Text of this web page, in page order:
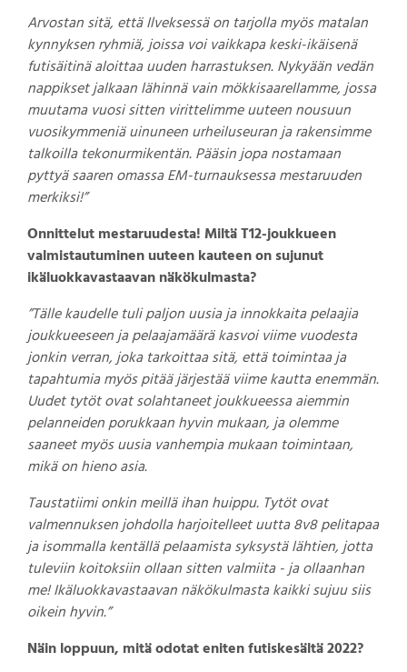
Arvostan sitä, että Ilveksessä on tarjolla myös matalan
kynnyksen ryhmiä, joissa voi vaikkapa keski-ikäisenä
futisäitinä aloittaa uuden harrastuksen. Nykyään vedän
nappikset jalkaan lähinnä vain mökkisaarellamme, jossa
muutama vuosi sitten virittelimme uuteen nousuun
vuosikymmeniä uinuneen urheiluseuran ja rakensimme
talkoilla tekonurmikentän. Pääsin jopa nostamaan
pyttyä saaren omassa EM-turnauksessa mestaruuden
merkiksi!”
Onnittelut mestaruudesta!Miltä T12-joukkueen
valmistautuminen uuteen kauteen on sujunut
ikäluokkavastaavan näkökulmasta?
”Tälle kaudelle tuli paljon uusia ja innokkaita pelaajia
joukkueeseen ja pelaajamäärä kasvoi viime vuodesta
jonkin verran, joka tarkoittaa sitä, että toimintaa ja
tapahtumia myös pitää järjestää viime kautta enemmän.
Uudet tytöt ovat solahtaneet joukkueessa aiemmin
pelanneiden porukkaan hyvin mukaan, ja olemme
saaneet myös uusia vanhempia mukaan toimintaan,
mikä on hieno asia.
Taustatiimi onkin meillä ihan huippu. Tytöt ovat
valmennuksen johdolla harjoitelleet uutta 8v8 pelitapaa
ja isommalla kentällä pelaamista syksystä lähtien, jotta
tuleviin koitoksiin ollaan sitten valmiita - ja ollaanhan
me! Ikäluokkavastaavan näkökulmasta kaikki sujuu siis
oikein hyvin.”
Näin loppuun, mitä odotat eniten futiskesältä 2022?